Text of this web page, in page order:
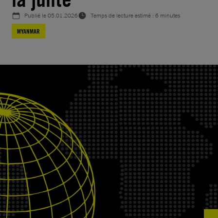
Publié le05.01.2026
Temps de lecture estimé : 6 minutes
MYANMAR